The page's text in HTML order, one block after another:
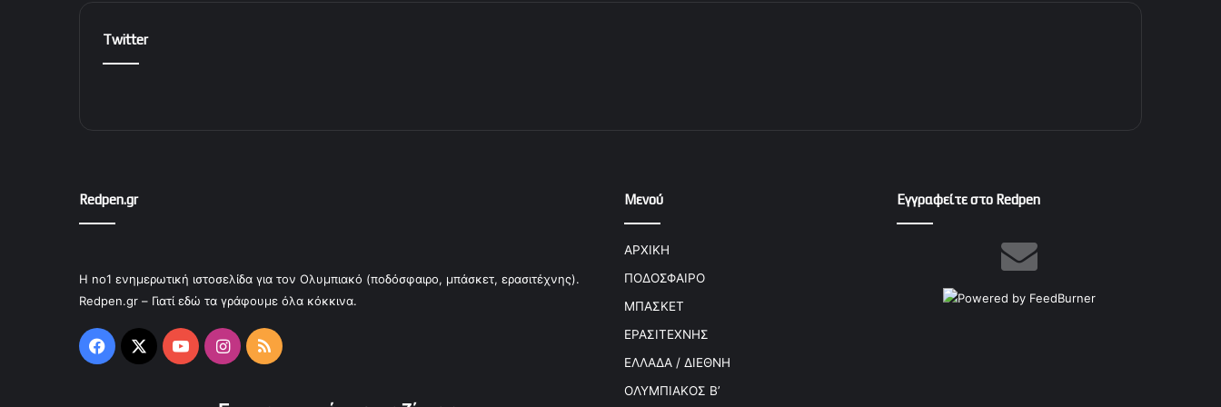
Twitter
Redpen.gr
Η no1 ενημερωτική ιστοσελίδα για τον Ολυμπιακό (ποδόσφαιρο, μπάσκετ, ερασιτέχνης).
Redpen.gr – Γιατί εδώ τα γράφουμε όλα κόκκινα.
Facebook
X YouTubeInstagram
RSS
Μενού
ΑΡΧΙΚΗ
ΠΟΔΟΣΦΑΙΡΟ
ΜΠΑΣΚΕΤ
ΕΡΑΣΙΤΕΧΝΗΣ
ΕΛΛΑΔΑ / ΔΙΕΘΝΗ
ΟΛΥΜΠΙΑΚΟΣ Β’
Εγγραφείτε στο Redpen